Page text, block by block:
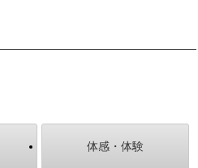
体感・体験